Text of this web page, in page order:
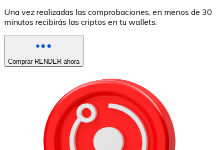
Una vez realizadas las comprobaciones, en menos de 30
minutos recibirás las criptos en tu wallets.
Comprar RENDER ahora